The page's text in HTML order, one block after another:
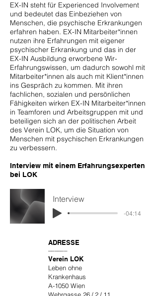
EX-IN steht für Experienced Involvement
und bedeutet das Einbeziehen von
Menschen, die psychische Erkrankungen
erfahren haben. EX-IN Mitarbeiter*innen
nutzen ihre Erfahrungen mit eigener
psychischer Erkrankung und das in der
EX-IN Ausbildung erworbene Wir-
Erfahrungswissen, um dadurch sowohl mit
Mitarbeiter*innen als auch mit Klient*innen
ins Gespräch zu kommen. Mit ihren
fachlichen, sozialen und persönlichen
Fähigkeiten wirken EX-IN Mitarbeiter*innen
in Teamforen und Arbeitsgruppen mit und
beteiligen sich an der politischen Arbeit
des Verein LOK, um die Situation von
Menschen mit psychischen Erkrankungen
zu verbessern.
Interview mit einem Erfahrungsexperten
bei LOK
Interview
-04:14
ADRESSE
––––––
Verein LOK
Leben ohne
Krankenhaus
A-1050 Wien